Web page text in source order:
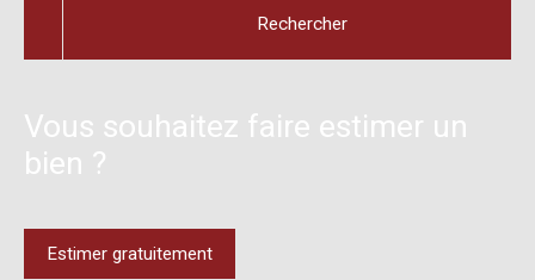
Rechercher
Vous souhaitez faire estimer un
bien ?
Estimer gratuitement